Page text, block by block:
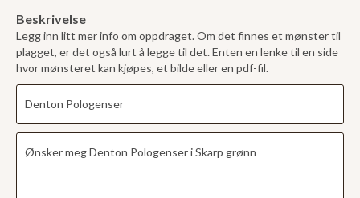
Beskrivelse
Legg inn litt mer info om oppdraget. Om det finnes et mønster til
plagget, er det også lurt å legge til det. Enten en lenke til en side
hvor mønsteret kan kjøpes, et bilde eller en pdf-fil.